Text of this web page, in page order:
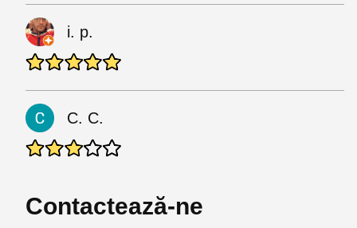
i. p.
C. C.
Contactează-ne